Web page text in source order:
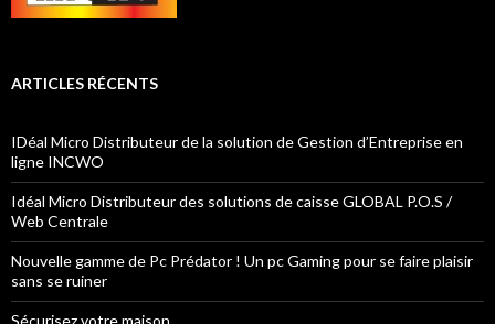
ARTICLES RÉCENTS
IDéal Micro Distributeur de la solution de Gestion d’Entreprise en
ligne INCWO
Idéal Micro Distributeur des solutions de caisse GLOBAL P.O.S /
Web Centrale
Nouvelle gamme de Pc Prédator ! Un pc Gaming pour se faire plaisir
sans se ruiner